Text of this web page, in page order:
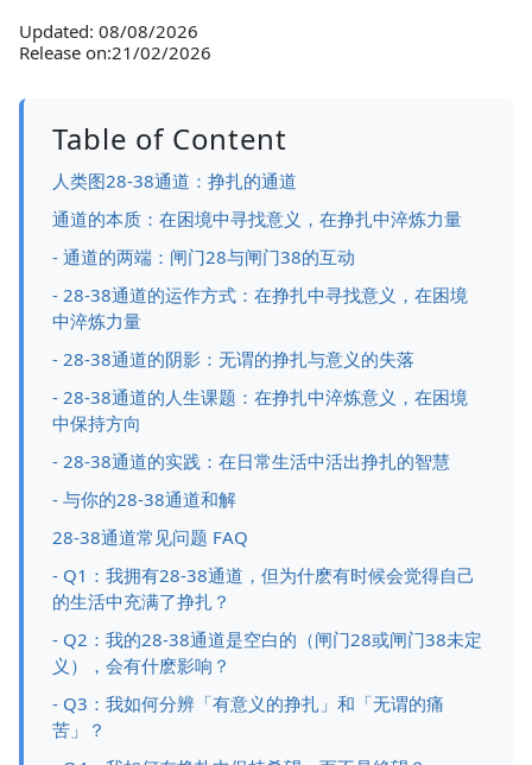
Updated: 08/08/2026
Release on:21/02/2026
Table of Content
人类图28-38通道：挣扎的通道
通道的本质：在困境中寻找意义，在挣扎中淬炼力量
- 通道的两端：闸门28与闸门38的互动
- 28-38通道的运作方式：在挣扎中寻找意义，在困境
中淬炼力量
- 28-38通道的阴影：无谓的挣扎与意义的失落
- 28-38通道的人生课题：在挣扎中淬炼意义，在困境
中保持方向
- 28-38通道的实践：在日常生活中活出挣扎的智慧
- 与你的28-38通道和解
28-38通道常见问题 FAQ
- Q1：我拥有28-38通道，但为什麽有时候会觉得自己
的生活中充满了挣扎？
- Q2：我的28-38通道是空白的（闸门28或闸门38未定
义），会有什麽影响？
- Q3：我如何分辨「有意义的挣扎」和「无谓的痛
苦」？